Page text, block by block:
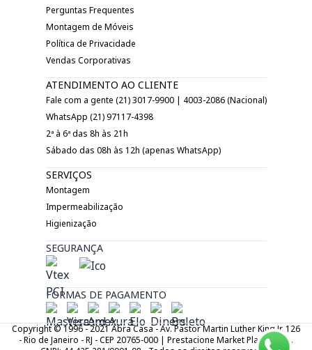
Perguntas Frequentes
Montagem de Móveis
Política de Privacidade
Vendas Corporativas
ATENDIMENTO AO CLIENTE
Fale com a gente (21) 3017-9900 | 4003-2086 (Nacional)
WhatsApp (21) 97117-4398
2ª à 6ª das 8h às 21h
Sábado das 08h às 12h (apenas WhatsApp)
SERVIÇOS
Montagem
Impermeabilização
Higienização
SEGURANÇA
FORMAS DE PAGAMENTO
Copyright © 1996 - 2021 Abra Casa - Av. Pastor Martin Luther King Jr. 126
- Rio de Janeiro - RJ - CEP 20765-000 | Prestacione Market Place LTDA.